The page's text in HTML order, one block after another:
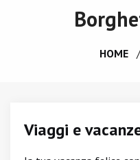
HOME
Viaggi e